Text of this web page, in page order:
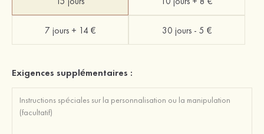
7 jours + 14 € 30 jours - 5 €
Exigences supplémentaires :